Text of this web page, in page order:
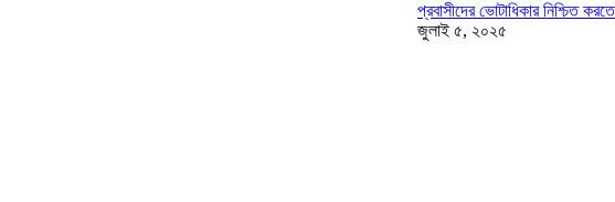
প্রবাসীদের ভোটাধিকার নিশ্চিত
জুলাই ৫, ২০২৫